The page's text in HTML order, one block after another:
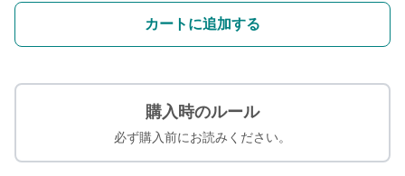
カートに追加する
購入時のルール
必ず購入前にお読みください。